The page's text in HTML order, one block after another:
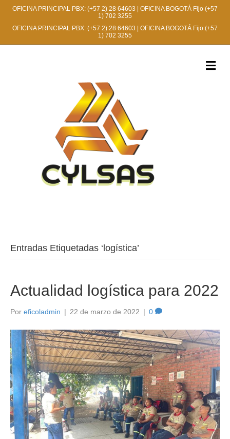
OFICINA PRINCIPAL PBX: (+57 2) 28 64603 | OFICINA BOGOTÁ Fijo (+57
1) 702 3255
OFICINA PRINCIPAL PBX: (+57 2) 28 64603 | OFICINA BOGOTÁ Fijo (+57
1) 702 3255
M
e
Entradas Etiquetadas ‘logística’
Actualidad logística para 2022
Por eficoladmin | 22 de marzo de 2022 | 0